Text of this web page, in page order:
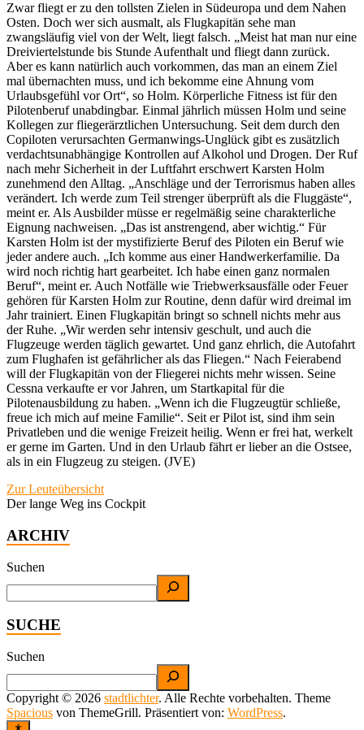
Zwar fliegt er zu den tollsten Zielen in Südeuropa und dem Nahen
Osten. Doch wer sich ausmalt, als Flugkapitän sehe man
zwangsläufig viel von der Welt, liegt falsch. „Meist hat man nur eine
Dreiviertelstunde bis Stunde Aufenthalt und fliegt dann zurück.
Aber es kann natürlich auch vorkommen, das man an einem Ziel
mal übernachten muss, und ich bekomme eine Ahnung vom
Urlaubsgefühl vor Ort“, so Holm. Körperliche Fitness ist für den
Pilotenberuf unabdingbar. Einmal jährlich müssen Holm und seine
Kollegen zur fliegerärztlichen Untersuchung. Seit dem durch den
Copiloten verursachten Germanwings-Unglück gibt es zusätzlich
verdachtsunabhängige Kontrollen auf Alkohol und Drogen. Der Ruf
nach mehr Sicherheit in der Luftfahrt erschwert Karsten Holm
zunehmend den Alltag. „Anschläge und der Terrorismus haben alles
verändert. Ich werde zum Teil strenger überprüft als die Fluggäste“,
meint er. Als Ausbilder müsse er regelmäßig seine charakterliche
Eignung nachweisen. „Das ist anstrengend, aber wichtig.“ Für
Karsten Holm ist der mystifizierte Beruf des Piloten ein Beruf wie
jeder andere auch. „Ich komme aus einer Handwerkerfamilie. Da
wird noch richtig hart gearbeitet. Ich habe einen ganz normalen
Beruf“, meint er. Auch Notfälle wie Triebwerksausfälle oder Feuer
gehören für Karsten Holm zur Routine, denn dafür wird dreimal im
Jahr trainiert. Einen Flugkapitän bringt so schnell nichts mehr aus
der Ruhe. „Wir werden sehr intensiv geschult, und auch die
Flugzeuge werden täglich gewartet. Und ganz ehrlich, die Autofahrt
zum Flughafen ist gefährlicher als das Fliegen.“ Nach Feierabend
will der Flugkapitän von der Fliegerei nichts mehr wissen. Seine
Cessna verkaufte er vor Jahren, um Startkapital für die
Pilotenausbildung zu haben. „Wenn ich die Flugzeugtür schließe,
freue ich mich auf meine Familie“. Seit er Pilot ist, sind ihm sein
Privatleben und die wenige Freizeit heilig. Wenn er frei hat, werkelt
er gerne im Garten. Und in den Urlaub fährt er lieber an die Ostsee,
als in ein Flugzeug zu steigen. (JVE)
Zur Leuteübersicht
Der lange Weg ins Cockpit
ARCHIV
Suchen
SUCHE
Suchen
Copyright © 2026 stadtlichter. Alle Rechte vorbehalten. Theme
Spacious von ThemeGrill. Präsentiert von: WordPress.